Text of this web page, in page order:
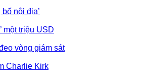
nội địa’
một triệu USD
vòng giám sát
Charlie Kirk